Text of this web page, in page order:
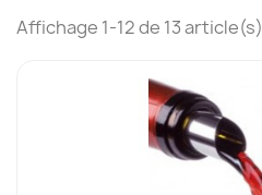
Affichage 1-12 de 13 article(s)